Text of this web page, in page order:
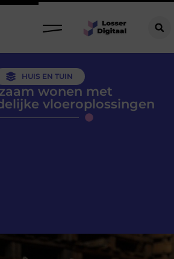
HUIS EN TUIN
wonen met
vloeroplossingen